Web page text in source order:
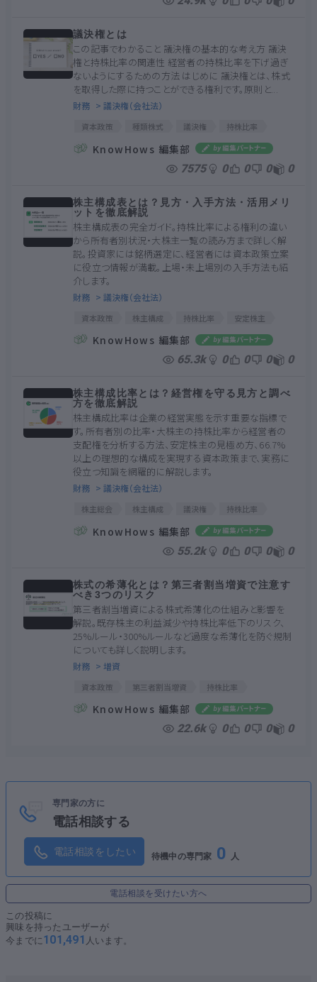
議決権とは
この記事でわかること 議決権の基本的な考え方 議決
権と持株比率の関連性 経営者の持株比率を下げ過ぎ
ないようにするための方法 はじめに 議決権とは、株式
を取得した際に持つことができる権利です。原則と...
財務 > 議決権（会社法）
資本政策 種類株式 議決権
持株比率
株式上場
議決権制限株式
役員選任権付株式
資本政策
持株比率
株式上場
役員選任権付株式
KnowHows 編集部
7575 0 0 0 0
株主構成表とは？見方・入手方法・活用メリ
ットを徹底解説
株主構成表の完全ガイド。持株比率による権利の違い
から所有者別状況・大株主一覧の読み方まで詳しく解
説。投資家には銘柄選定に、経営者には資本政策立案
に役立つ情報が満載。上場・未上場別の入手方法も紹
介します。
財務 > 議決権（会社法）
資本政策 株主構成 持株比率
安定株主
資本金
特別決議
大株主
特別支配株主 主要株主
単元株
KnowHows 編集部
65.3k 0 0 0 0
株主構成比率とは？経営権を守る見方と調べ
方を徹底解説
株主構成比率は企業の経営実態を示す重要な指標で
す。所有者別の比率・大株主の持株比率から経営者の
支配権を分析する方法、安定株主の見極め方、66.7%
以上の理想的な構成を実現する資本政策まで、実務に
役立つ知識を網羅的に解説します。
財務 > 議決権（会社法）
株主総会 株主構成 議決権
持株比率
安定株主
大株主
筆頭株主
JPX
KnowHows 編集部
55.2k 0 0 0 0
株式の希薄化とは？第三者割当増資で注意す
べき3つのリスク
第三者割当増資による株式希薄化の仕組みと影響を
解説。既存株主の利益減少や持株比率低下のリスク、
25%ルール・300%ルールなど過度な希薄化を防ぐ規制
についても詳しく説明します。
財務 > 増資
資本政策 第三者割当増資
持株比率
キャピタルゲイン
クラウドファンディング
日本政策金融公庫
EPS
25％ルール
KnowHows 編集部
22.6k 0 0 0 0
専門家の方に
電話相談する
電話相談をしたい 待機中の専門家 0 人
電話相談を受けたい方へ
この投稿に
興味を持ったユーザーが
今までに101,491 人います。